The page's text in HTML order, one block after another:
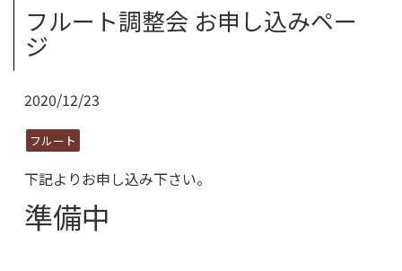
フルート調整会 お申し込みペー
ジ
2020/12/23
フルート
下記よりお申し込み下さい。
準備中